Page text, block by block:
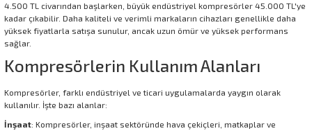
4.500 TL civarından başlarken, büyük endüstriyel kompresörler 45.000 TL'ye
kadar çıkabilir. Daha kaliteli ve verimli markaların cihazları genellikle daha
yüksek fiyatlarla satışa sunulur, ancak uzun ömür ve yüksek performans
sağlar.
Kompresörlerin Kullanım Alanları
Kompresörler, farklı endüstriyel ve ticari uygulamalarda yaygın olarak
kullanılır. İşte bazı alanlar:
İnşaat: Kompresörler, inşaat sektöründe hava çekiçleri, matkaplar ve